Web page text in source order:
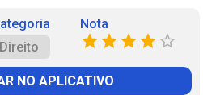
Direito
Nota
NO APLICATIVO